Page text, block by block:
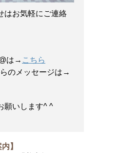
はお気軽にご連絡
は→ こちら
のメッセージは→
願いします^ ^
】